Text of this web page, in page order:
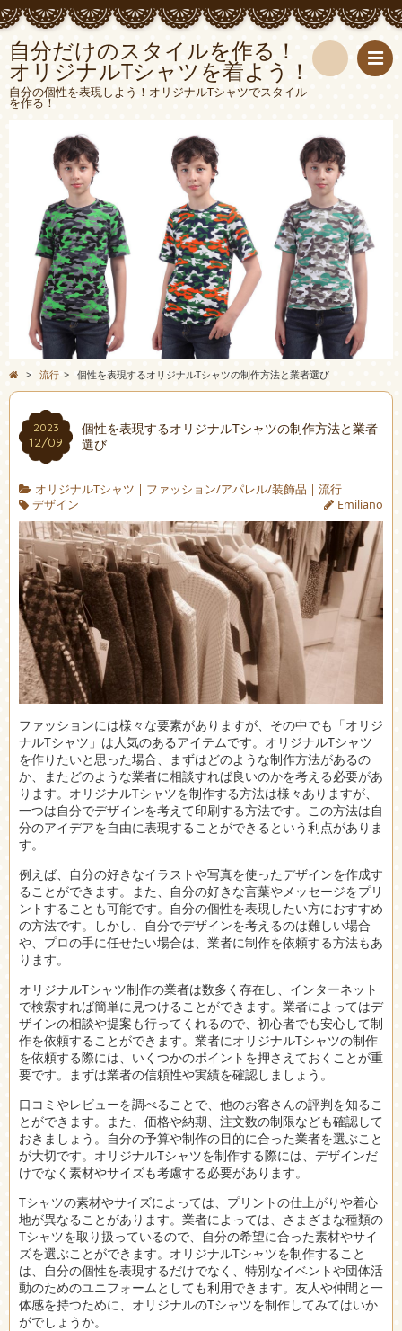
自分だけのスタイルを作る！
オリジナルTシャツを着よう！
自分の個性を表現しよう！オリジナルTシャツでスタイル
を作る！
索
> 流行 > 個性を表現するオリジナルTシャツの制作方法と業者選び
2023
12/09
個性を表現するオリジナルTシャツの制作方法と業者
選び
オリジナルTシャツ | ファッション/アパレル/装飾品 | 流行
デザイン
Emiliano
ファッションには様々な要素がありますが、その中でも「オリジ
ナルTシャツ」は人気のあるアイテムです。 オリジナルTシャツ
を作りたいと思った場合、まずはどのような制作方法があるの
か、またどのような業者に相談すれば良いのかを考える必要があ
ります。オリジナルTシャツを制作する方法は様々ありますが、
一つは自分でデザインを考えて印刷する方法です。この方法は自
分のアイデアを自由に表現することができるという利点がありま
す。
例えば、自分の好きなイラストや写真を使ったデザインを作成す
ることができます。また、自分の好きな言葉やメッセージをプリ
ントすることも可能です。自分の個性を表現したい方におすすめ
の方法です。しかし、自分でデザインを考えるのは難しい場合
や、プロの手に任せたい場合は、業者に制作を依頼する方法もあ
ります。
オリジナルTシャツ制作の業者は数多く存在し、インターネット
で検索すれば簡単に見つけることができます。業者によってはデ
ザインの相談や提案も行ってくれるので、初心者でも安心して制
作を依頼することができます。業者にオリジナルTシャツの制作
を依頼する際には、いくつかのポイントを押さえておくことが重
要です。まずは業者の信頼性や実績を確認しましょう。
口コミやレビューを調べることで、他のお客さんの評判を知るこ
とができます。また、価格や納期、注文数の制限なども確認して
おきましょう。自分の予算や制作の目的に合った業者を選ぶこと
が大切です。オリジナルTシャツを制作する際には、デザインだ
けでなく素材やサイズも考慮する必要があります。
Tシャツの素材やサイズによっては、プリントの仕上がりや着心
地が異なることがあります。業者によっては、さまざまな種類の
Tシャツを取り扱っているので、自分の希望に合った素材やサイ
ズを選ぶことができます。オリジナルTシャツを制作すること
は、自分の個性を表現するだけでなく、特別なイベントや団体活
動のためのユニフォームとしても利用できます。友人や仲間と一
体感を持つために、オリジナルのTシャツを制作してみてはいか
がでしょうか。